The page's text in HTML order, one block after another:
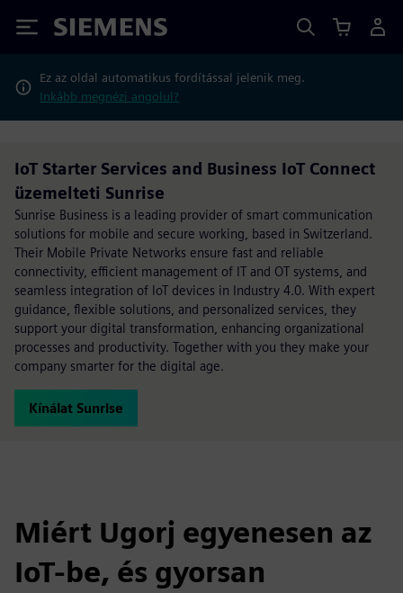
Siemens
Ez az oldal automatikus fordítással jelenik meg.
Inkább megnézi angolul?
IoT Starter Services and Business IoT Connect
üzemelteti Sunrise
Sunrise Business is a leading provider of smart communication
solutions for mobile and secure working, based in Switzerland.
Their Mobile Private Networks ensure fast and reliable
connectivity, efficient management of IT and OT systems, and
seamless integration of IoT devices in Industry 4.0. With expert
guidance, flexible solutions, and personalized services, they
support your digital transformation, enhancing organizational
processes and productivity. Together with you they make your
company smarter for the digital age.
Kínálat Sunrise
Miért Ugorj egyenesen az
IoT-be, és gyorsan